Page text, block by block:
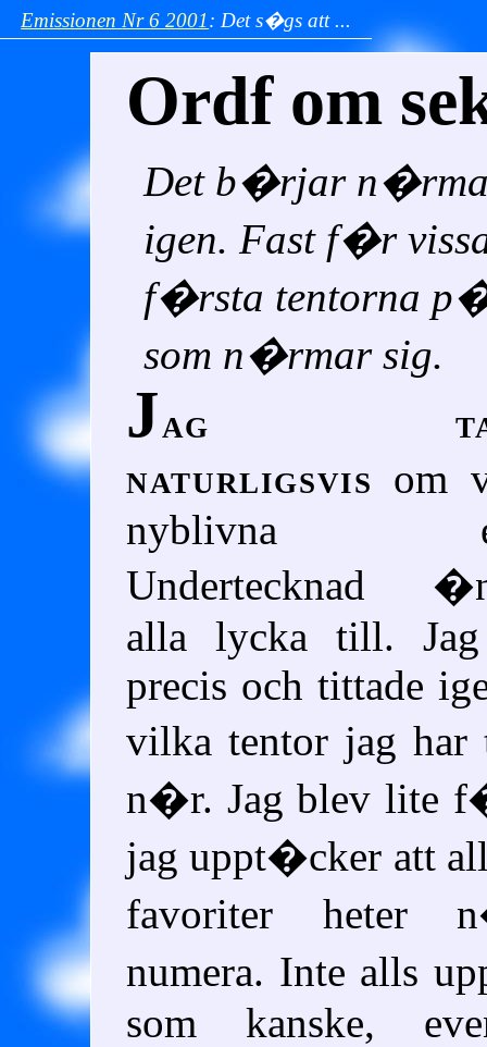
Emissionen Nr 6 2001: Det s�gs att ...
Ordf om
Det b�rjar n�rma
igen. Fast f�r
f�rsta tentorna
som n�rmar sig.
Jag
naturligsvis om
nyblivna
Undertecknad
alla lycka till.
precis och tittade
vilka tentor jag
n�r. Jag blev lite
jag uppt�cker att
favoriter heter
numera. Inte alls
som kanske,